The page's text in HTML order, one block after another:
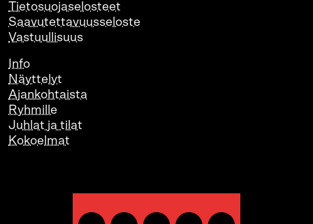
Tietosuojaselosteet
Saavutettavuusseloste
Vastuullisuus
Info
Näyttelyt
Ajankohtaista
Ryhmille
Juhlat ja tilat
Kokoelmat